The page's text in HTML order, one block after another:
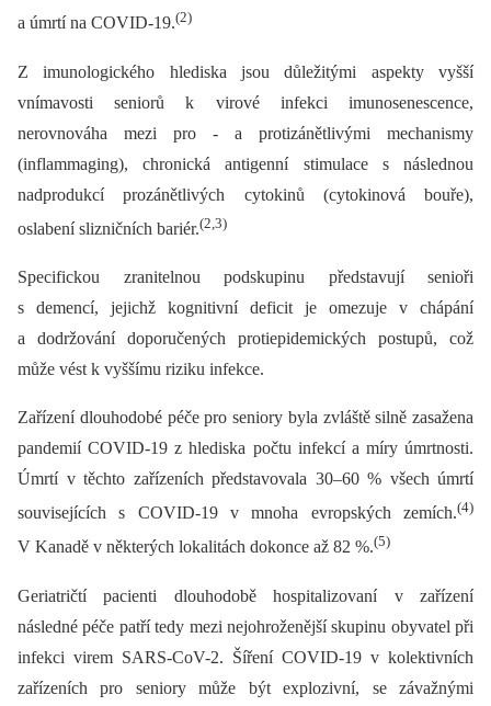
a úmrtí na COVID-19.(2)
Z imunologického hlediska jsou důležitými aspekty vyšší
vnímavosti seniorů k virové infekci imunosenescence,
nerovnováha mezi pro -⁠ a protizánětlivými mechanismy
(inflammaging), chronická antigenní stimulace s následnou
nadprodukcí prozánětlivých cytokinů (cytokinová bouře),
oslabení slizničních bariér.(2,3)
Specifickou zranitelnou podskupinu představují senioři
s demencí, jejichž kognitivní deficit je omezuje v chápání
a dodržování doporučených protiepidemických postupů, což
může vést k vyššímu riziku infekce.
Zařízení dlouhodobé péče pro seniory byla zvláště silně zasažena
pandemií COVID-19 z hlediska počtu infekcí a míry úmrtnosti.
Úmrtí v těchto zařízeních představovala 30–60 % všech úmrtí
souvisejících s COVID-19 v mnoha evropských zemích.(4)
V Kanadě v některých lokalitách dokonce až 82 %.(5)
Geriatričtí pacienti dlouhodobě hospitalizovaní v zařízení
následné péče patří tedy mezi nejohroženější skupinu obyvatel při
infekci virem SARS-CoV-2. Šíření COVID-19 v kolektivních
zařízeních pro seniory může být explozivní, se závažnými